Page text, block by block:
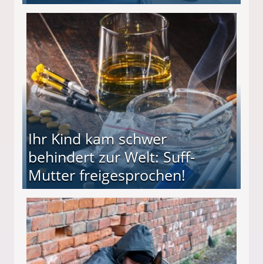
(34) in den finanziellen Ruin!
Ihr Kind kam schwer
behindert zur Welt: Suff-
Mutter freigesprochen!
Mutter freigesprochen!